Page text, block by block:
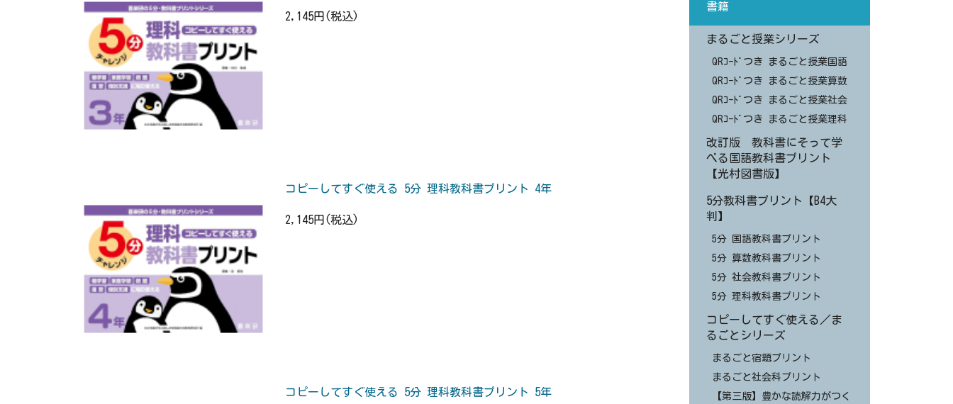
2,145円(税込)
コピーしてすぐ使える 5分 理科教科書プリント 4年
2,145円(税込)
コピーしてすぐ使える 5分 理科教科書プリント 5年
書籍
まるごと授業シリーズ
QRｺｰﾄﾞつき まるごと授業国語
QRｺｰﾄﾞつき まるごと授業算数
QRｺｰﾄﾞつき まるごと授業社会
QRｺｰﾄﾞつき まるごと授業理科
改訂版 教科書にそって学
べる国語教科書プリント
【光村図書版】
5分教科書プリント【B4大
判】
5分 国語教科書プリント
5分 算数教科書プリント
5分 社会教科書プリント
5分 理科教科書プリント
コピーしてすぐ使える／ま
るごとシリーズ
まるごと宿題プリント
まるごと社会科プリント
【第三版】豊かな読解力がつく